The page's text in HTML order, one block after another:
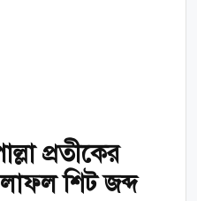
প্রতীকের
শিট জব্দ